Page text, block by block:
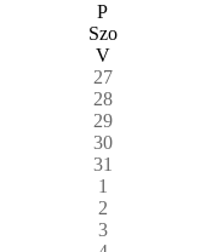
P
Szo
V
27
28
29
30
31
1
2
3